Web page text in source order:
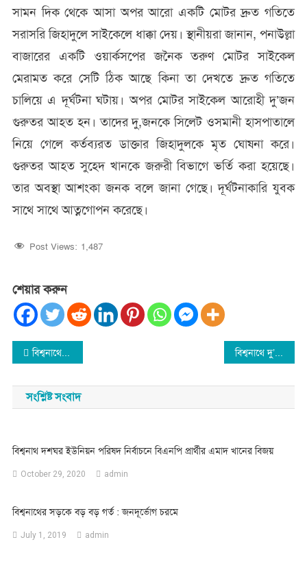
সামন দিক থেকে আসা অপর আরো একটি মোটর দ্রুত গতিতে
সরাসরি জিহাদুলে সাইকেলে ধাক্কা দেয়। স্থানীয়রা জানান, পনাউল্লা
বাজারের একটি ওয়ার্কসপের জনৈক তরুণ মোটর সাইকেল
মেরামত করে সেটি ঠিক আছে কিনা তা দেখতে দ্রুত গতিতে
চালিয়ে এ দূর্ঘটনা ঘটায়। অপর মোটর সাইকেল আরোহী দু’জন
গুরুতর আহত হন। তাদের দু,জনকে সিলেট ওসমানী হাসপাতালে
নিয়ে গেলে কর্তব্যরত ডাক্তার জিহাদুলকে মৃত ঘোষনা করে।
গুরুতর আহত সুহেদ খানকে জরুরী বিভাগে ভর্তি করা হয়েছে।
তার অবস্থা আশংকা জনক বলে জানা গেছে। দূর্ঘটনাকারি যুবক
সাথে সাথে আত্নগোপন করেছে।
Post Views: 1,487
শেয়ার করুন
Post
navigation
বিশ্বনাথে অধ্যক্ষকে কটুক্তি : সৎপুর কামিল মাদরাসা বন্ধ : পরীক্ষা স্থগিত বিশ্বনাথে দু’পক্ষের সংর্ঘষে মৎস ব্যবসায়ী নিহত
সংশ্লিষ্ট সংবাদ
বিশ্বনাথ দশঘর ইউনিয়ন পরিষদ নির্বাচনে বিএনপি প্রার্থীর এমাদ খানের বিজয়
October 29, 2020 admin
বিশ্বনাথের সড়কে বড় বড় গর্ত : জনদূর্ভোগ চরমে
July 1, 2019 admin